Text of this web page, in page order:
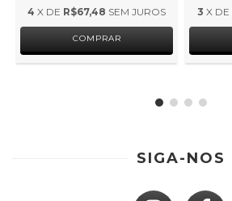
4 X DE R$67,48 SEM JUROS
COMPRAR
3 X DE
SIGA-NOS